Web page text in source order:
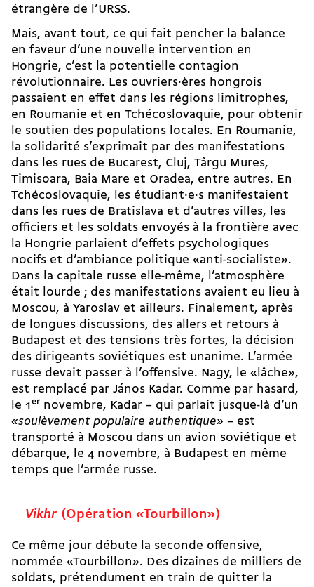
étrangère de l’URSS.
Mais, avant tout, ce qui fait pencher la balance
en faveur d’une nouvelle intervention en
Hongrie, c’est la potentielle contagion
révolutionnaire. Les ouvriers·ères hongrois
passaient en effet dans les régions limitrophes,
en Roumanie et en Tchécoslovaquie, pour obtenir
le soutien des populations locales. En Roumanie,
la solidarité s’exprimait par des manifestations
dans les rues de Bucarest, Cluj, Târgu Mures,
Timisoara, Baia Mare et Oradea, entre autres. En
Tchécoslovaquie, les étudiant·e·s manifestaient
dans les rues de Bratislava et d’autres villes, les
officiers et les soldats envoyés à la frontière avec
la Hongrie parlaient d’effets psychologiques
nocifs et d’ambiance politique «anti-socialiste».
Dans la capitale russe elle-même, l’atmosphère
était lourde ; des manifestations avaient eu lieu à
Moscou, à Yaroslav et ailleurs. Finalement, après
de longues discussions, des allers et retours à
Budapest et des tensions très fortes, la décision
des dirigeants soviétiques est unanime. L’armée
russe devait passer à l’offensive. Nagy, le «lâche»,
est remplacé par János Kadar. Comme par hasard,
le 1er novembre, Kadar – qui parlait jusque-là d’un
«soulèvement populaire authentique» – est
transporté à Moscou dans un avion soviétique et
débarque, le 4 novembre, à Budapest en même
temps que l’armée russe.
Vikhr (Opération «Tourbillon»)
Ce même jour débute
la seconde offensive,
nommée «Tourbillon». Des dizaines de milliers de
soldats, prétendument en train de quitter la